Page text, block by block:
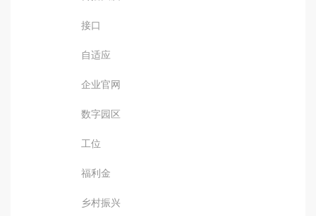
接口
自适应
企业官网
数字园区
工位
福利金
乡村振兴